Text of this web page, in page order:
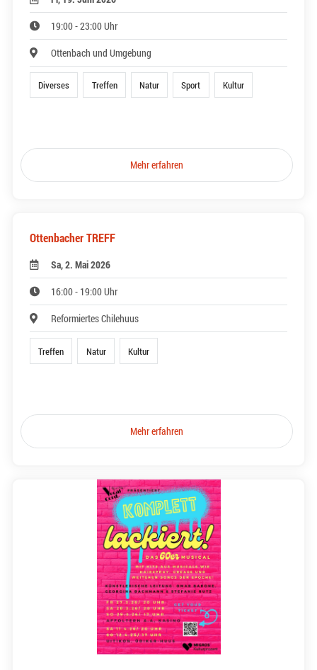
19:00 - 23:00 Uhr
Ottenbach und Umgebung
Diverses Treffen Natur Sport Kultur
Mehr erfahren
Ottenbacher TREFF
Sa, 2. Mai 2026
16:00 - 19:00 Uhr
Reformiertes Chilehuus
Treffen Natur Kultur
Mehr erfahren